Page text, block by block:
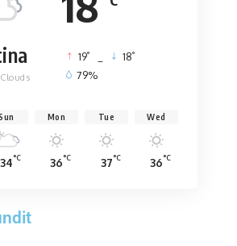
19° 18°
79%
34°C
Mon
36°C
Tue
37°C
Wed
36°C